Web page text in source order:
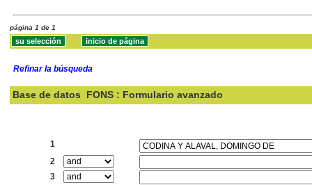
página 1 de 1
Refinar la búsqueda
Base de datos FONS : Formulario avanzado
1
2
3